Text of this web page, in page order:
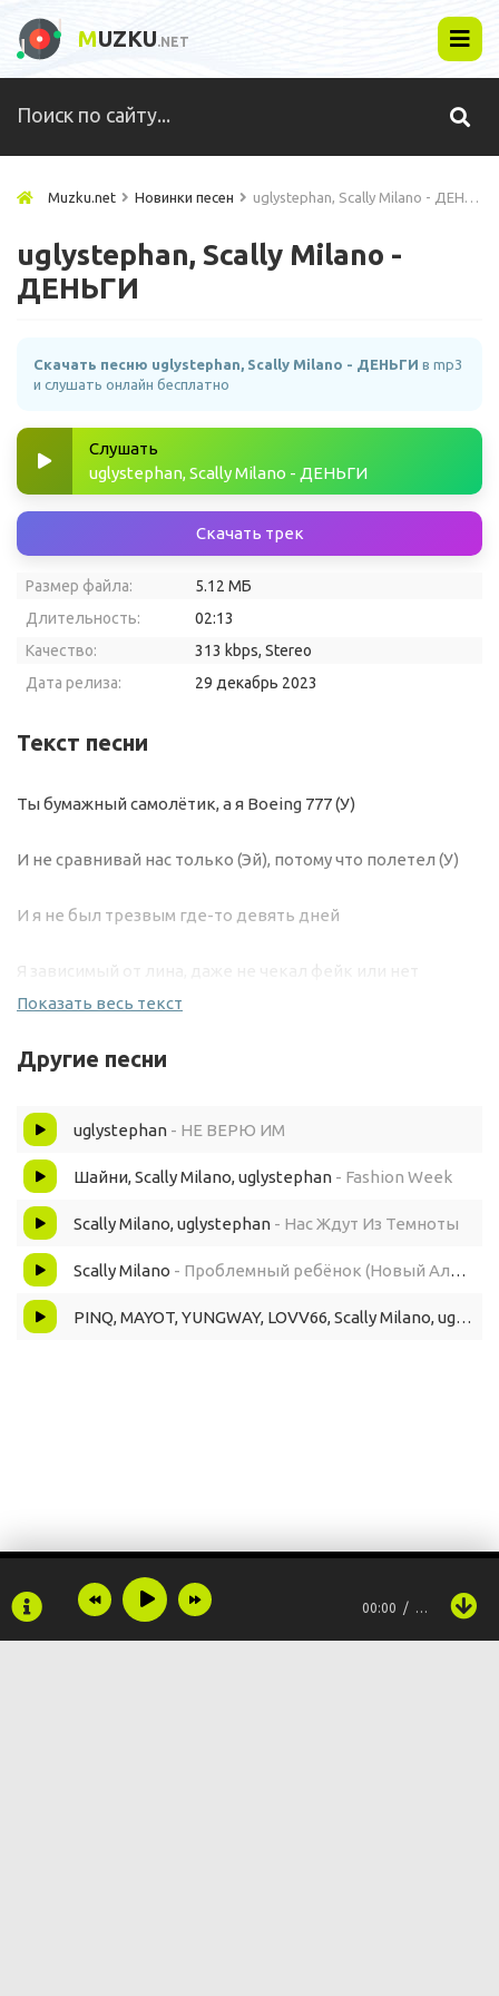
MUZKU.NET
Muzku.net Новинки песен uglystephan, Scally Milano - ДЕНЬГИ
uglystephan, Scally Milano -
ДЕНЬГИ
Скачать песню uglystephan, Scally Milano - ДЕНЬГИ в mp3
и слушать онлайн бесплатно
Слушать
uglystephan, Scally Milano - ДЕНЬГИ
Скачать трек
Размер файла:
5.12 МБ
Длительность:
02:13
Качество:
313 kbps, Stereo
Дата релиза:
29 декабрь 2023
Текст песни
Ты бумажный самолётик, а я Boeing 777 (У)
И не сравнивай нас только (Эй), потому что полетел (У)
И я не был трезвым где-то девять дней
Я зависимый от лина, даже не чекал фейк или нет
Это uglystephan, ты видишь на мне Balenci (Go)
Если базар не про деньги, мне неинтересно (Nah, nah)
Скалли давай прыгнем на них, они меня бесят (Еби)
Сука, да я демон, на мне перевёрнут крестик (Эй, похуй)
Да я не делал домашку, но на мне ща Rick и на мне Saint
Michael (Эй,
Показать весь текст
Другие песни
uglystephan - НЕ ВЕРЮ ИМ
Шайни, Scally Milano, uglystephan - Fashion Week
Scally Milano, uglystephan - Нас Ждут Из Темноты
Scally Milano - Проблемный ребёнок (Новый Альбом 2023)
PINQ, MAYOT, YUNGWAY, LOVV66, Scally Milano, uglystephan
00:00